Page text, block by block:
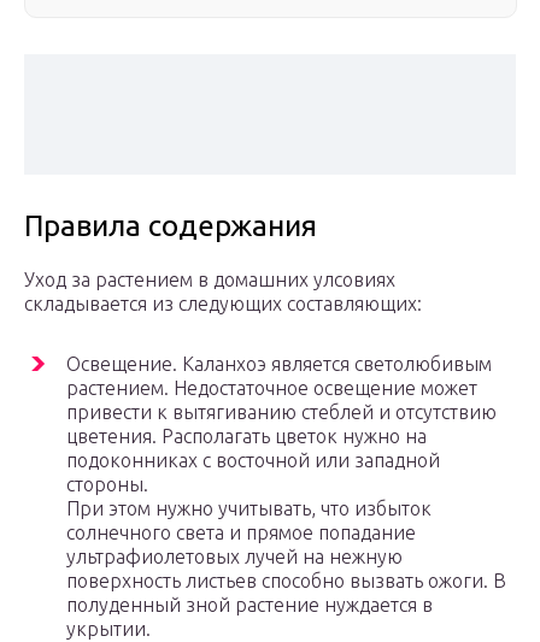
Правила содержания
Уход за растением в домашних улсовиях
складывается из следующих составляющих:
Освещение. Каланхоэ является светолюбивым
растением. Недостаточное освещение может
привести к вытягиванию стеблей и отсутствию
цветения. Располагать цветок нужно на
подоконниках с восточной или западной
стороны.
При этом нужно учитывать, что избыток
солнечного света и прямое попадание
ультрафиолетовых лучей на нежную
поверхность листьев способно вызвать ожоги. В
полуденный зной растение нуждается в
укрытии.